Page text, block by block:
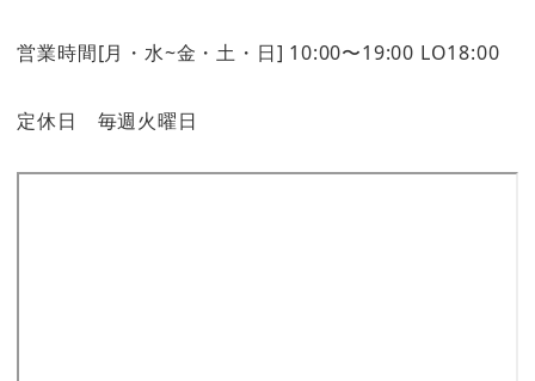
営業時間[月・水~金・土・日] 10:00〜19:00 LO18:00
定休日 毎週火曜日